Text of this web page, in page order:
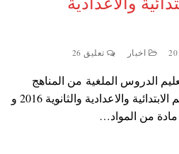
اخبار تعليق 26
الدروس الملغية من المناهج
2016 من جميع مراحل التعليم الابتدائية والاعدادية والثانوية 2016 و
من المواد…